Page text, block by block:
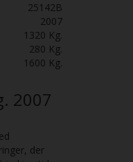
25142B
2007
1320 Kg.
280 Kg.
1600 Kg.
2007
der